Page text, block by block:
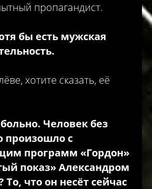
пропагандист.
бы есть мужская
хотите сказать, её
Человек без
произошло с
программ «Гордон»
показ» Александром
То, что он несёт сейчас